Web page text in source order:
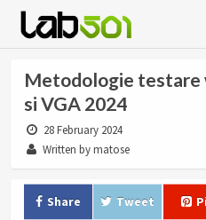
Metodologie testare
si VGA 2024
28 February 2024
Written by matose
Share Tweet